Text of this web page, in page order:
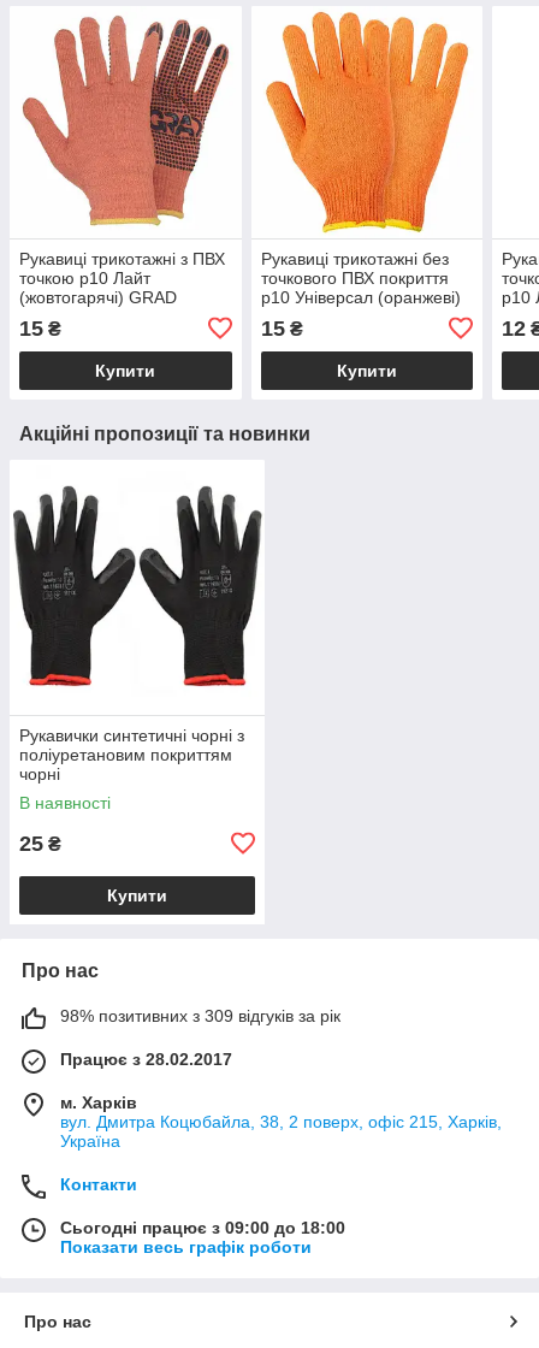
Рукавиці трикотажні з ПВХ
точкою р10 Лайт
(жовтогарячі) GRAD
15 ₴
Купити
Рукавиці трикотажні без
точкового ПВХ покриття
р10 Універсал (оранжеві)
15₴
Купити
р10
12
Акційні пропозиції та новинки
Рукавички синтетичні чорні з
поліуретановим покриттям
чорні
В наявності
25 ₴
Купити
Про нас
98% позитивних з 309 відгуків за рік
Працює з 28.02.2017
м. Харків
вул. Дмитра Коцюбайла, 38, 2 поверх, офіс 215, Харків,
Україна
Контакти
Сьогодні працює з 09:00 до 18:00
Показати весь графік роботи
Про нас